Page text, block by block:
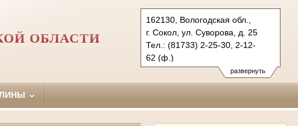
развернуть
162130, Вологодская обл.,
г. Сокол, ул. Суворова, д. 25
Тел.: (81733) 2-25-30, 2-12-
62 (ф.)
sokolsky.vld@sudrf.ru
ОБЛАСТИ